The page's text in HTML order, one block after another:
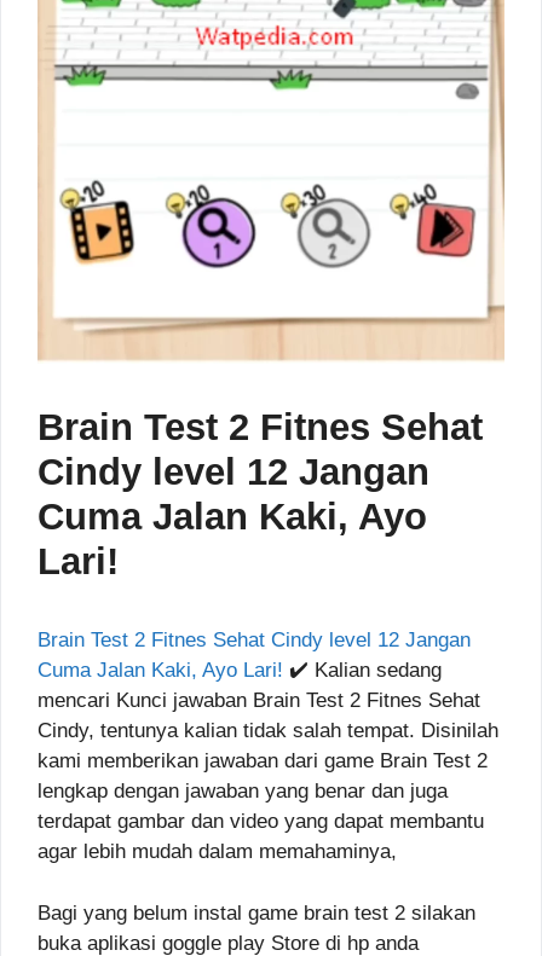
Brain Test 2 Fitnes Sehat
Cindy level 12 Jangan
Cuma Jalan Kaki, Ayo
Lari!
Brain Test 2 Fitnes Sehat Cindy level 12 Jangan
Cuma Jalan Kaki, Ayo Lari! ✔️ Kalian sedang
mencari Kunci jawaban Brain Test 2 Fitnes Sehat
Cindy, tentunya kalian tidak salah tempat. Disinilah
kami memberikan jawaban dari game Brain Test 2
lengkap dengan jawaban yang benar dan juga
terdapat gambar dan video yang dapat membantu
agar lebih mudah dalam memahaminya,
Bagi yang belum instal game brain test 2 silakan
buka aplikasi goggle play Store di hp anda